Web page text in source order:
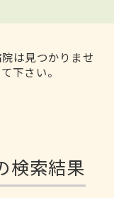
は見つかりませ
下さい。
検索結果